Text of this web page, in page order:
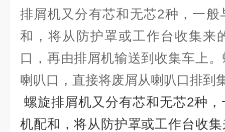
排屑机又分有芯和无芯2种，一
和，将从防护罩或工作台收集来
口，再由排屑机输送到收集车上
喇叭口，直接将废屑从喇叭口排
螺旋排屑机又分有芯和无芯2种
机配和，将从防护罩或工作台收